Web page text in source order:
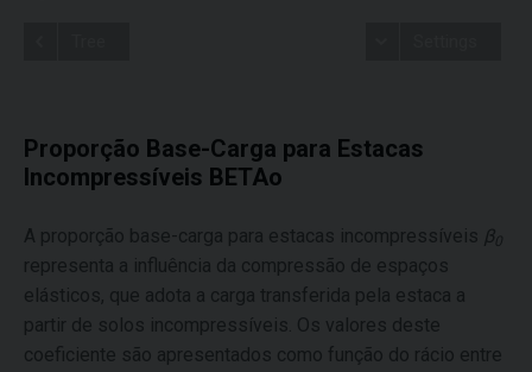
Proporção Base-Carga para Estacas
Incompressíveis BETAo
A proporção base-carga para estacas incompressíveis β
representa a influência da compressão de espaços
elásticos, que adota a carga transferida pela estaca a
partir de solos incompressíveis. Os valores deste
coeficiente são apresentados como função do rácio entre